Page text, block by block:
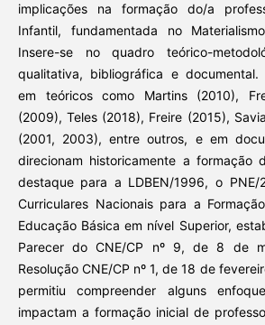
implicações na formação do/a
Infantil, fundamentada no
Insere-se no quadro teórico-
qualitativa, bibliográfica e documental.
em teóricos como Martins (2010),
(2009), Teles (2018), Freire (2015),
(2001, 2003), entre outros, e em
direcionam historicamente a formação
destaque para a LDBEN/1996, o
Curriculares Nacionais para a
Educação Básica em nível Superior,
Parecer do CNE/CP nº 9, de 8 de
Resolução CNE/CP nº 1, de 18 de
permitiu compreender alguns
impactam a formação inicial de